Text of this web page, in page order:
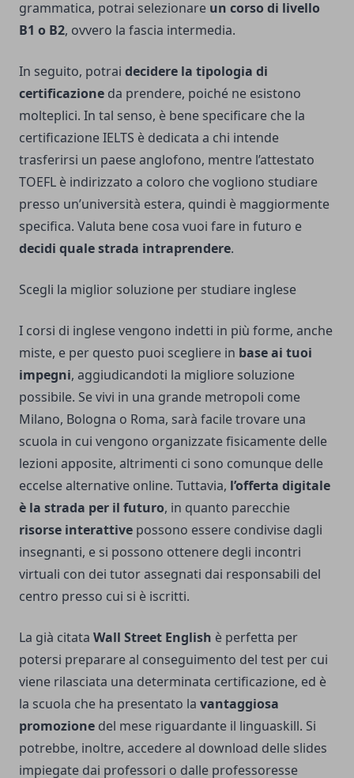
grammatica, potrai selezionare un corso di livello
B1 o B2, ovvero la fascia intermedia.
In seguito, potrai decidere la tipologia di
certificazione da prendere, poiché ne esistono
molteplici. In tal senso, è bene specificare che la
certificazione IELTS è dedicata a chi intende
trasferirsi un paese anglofono, mentre l’attestato
TOEFL è indirizzato a coloro che vogliono studiare
presso un’università estera, quindi è maggiormente
specifica. Valuta bene cosa vuoi fare in futuro e
decidi quale strada intraprendere.
Scegli la miglior soluzione per studiare inglese
I corsi di inglese vengono indetti in più forme, anche
miste, e per questo puoi scegliere in base ai tuoi
impegni, aggiudicandoti la migliore soluzione
possibile. Se vivi in una grande metropoli come
Milano, Bologna o Roma, sarà facile trovare una
scuola in cui vengono organizzate fisicamente delle
lezioni apposite, altrimenti ci sono comunque delle
eccelse alternative online. Tuttavia, l’offerta digitale
è la strada per il futuro, in quanto parecchie
risorse interattive possono essere condivise dagli
insegnanti, e si possono ottenere degli incontri
virtuali con dei tutor assegnati dai responsabili del
centro presso cui si è iscritti.
La già citata Wall Street English è perfetta per
potersi preparare al conseguimento del test per cui
viene rilasciata una determinata certificazione, ed è
la scuola che ha presentato la vantaggiosa
promozione del mese riguardante il linguaskill. Si
potrebbe, inoltre, accedere al download delle slides
impiegate dai professori o dalle professoresse